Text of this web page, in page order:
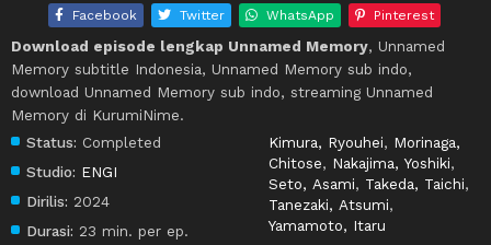
Facebook Twitter WhatsApp Pinterest
Download episode lengkap Unnamed Memory, Unnamed
Memory subtitle Indonesia, Unnamed Memory sub indo,
download Unnamed Memory sub indo, streaming Unnamed
Memory di KurumiNime.
Status: Completed
Studio: ENGI
Dirilis: 2024
Durasi: 23 min. per ep.
Kimura, Ryouhei, Morinaga,
Chitose, Nakajima, Yoshiki,
Seto, Asami, Takeda, Taichi,
Tanezaki, Atsumi,
Yamamoto, Itaru